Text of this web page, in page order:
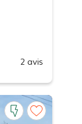
2 avis